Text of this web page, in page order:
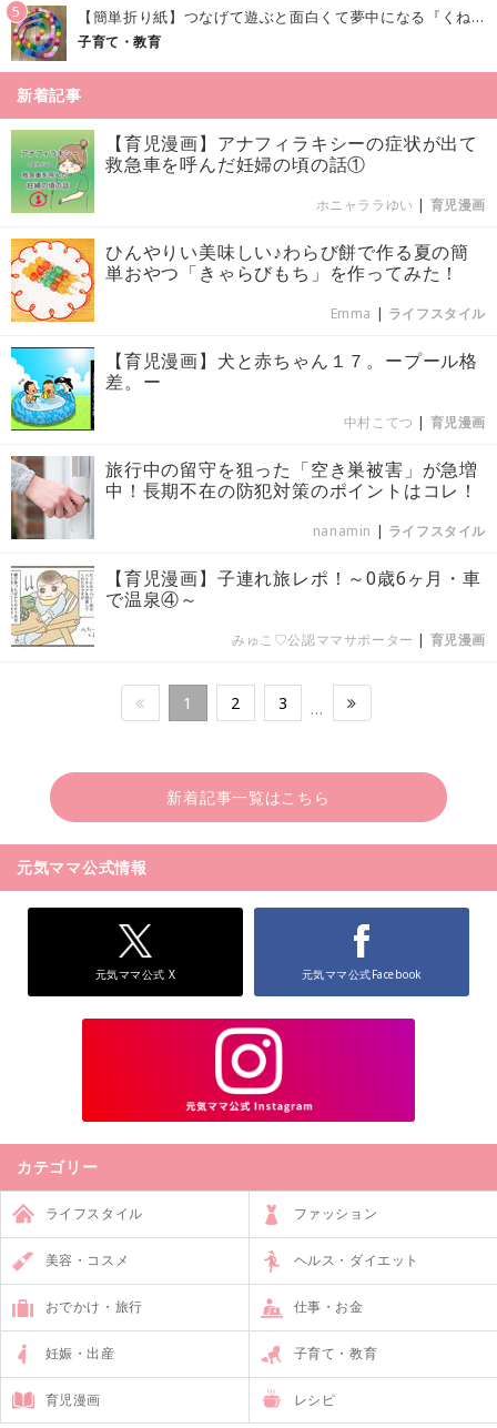
5 【簡単折り紙】つなげて遊ぶと面白くて夢中になる『くねくねへびさんの作り方』
子育て・教育
新着記事
【育児漫画】アナフィラキシーの症状が出て
救急車を呼んだ妊婦の頃の話①
ホニャララゆい | 育児漫画
ひんやりい美味しい♪わらび餅で作る夏の簡
単おやつ「きゃらびもち」を作ってみた！
Emma | ライフスタイル
【育児漫画】犬と赤ちゃん１７。ープール格
差。ー
中村こてつ | 育児漫画
旅行中の留守を狙った「空き巣被害」が急増
中！長期不在の防犯対策のポイントはコレ！
nanamin | ライフスタイル
【育児漫画】子連れ旅レポ！～0歳6ヶ月・車
で温泉④～
みゅこ♡公認ママサポーター | 育児漫画
1 2 3 …
新着記事一覧はこちら
元気ママ公式情報
元気ママ公式 X 元気ママ公式Facebook
カテゴリー
ライフスタイル ファッション
美容・コスメ ヘルス・ダイエット
おでかけ・旅行 仕事・お金
妊娠・出産 子育て・教育
育児漫画 レシピ